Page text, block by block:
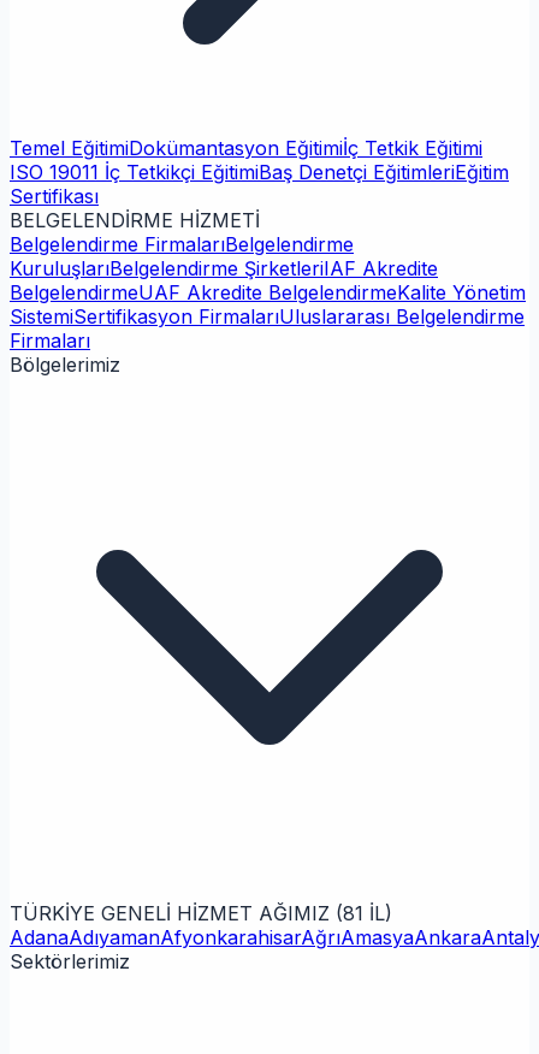
Temel EğitimiDokümantasyon Eğitimiİç Tetkik Eğitimi
ISO 19011 İç Tetkikçi EğitimiBaş Denetçi EğitimleriEğitim
Sertifikası
BELGELENDİRME HİZMETİ
Belgelendirme FirmalarıBelgelendirme
KuruluşlarıBelgelendirme ŞirketleriIAF Akredite
BelgelendirmeUAF Akredite BelgelendirmeKalite Yönetim
SistemiSertifikasyon FirmalarıUluslararası Belgelendirme
Firmaları
Bölgelerimiz
TÜRKİYE GENELİ HİZMET AĞIMIZ (81 İL)
AdanaAdıyamanAfyonkarahisarAğrıAmasyaAnkara
Sektörlerimiz